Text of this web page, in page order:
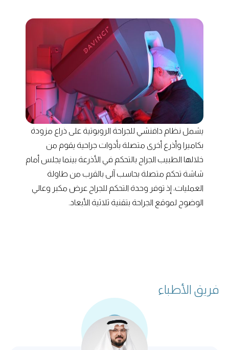
يشمل نظام دافنشي للجراحة الروبوتية على ذراع مزودة
بكاميرا وأذرع أخرى متصلة بأدوات جراحية يقوم من
خلالها الطبيب الجراح بالتحكم في الأذرعة بينما يجلس أمام
شاشة تحكم متصلة بحاسب آلى بالقرب من طاولة
العمليات، إذ توفر وحدة التحكم للجراح عرض مكبر وعالي
الوضوح لموقع الجراحة بتقنية ثلاثية الأبعاد.
فريق الأطباء